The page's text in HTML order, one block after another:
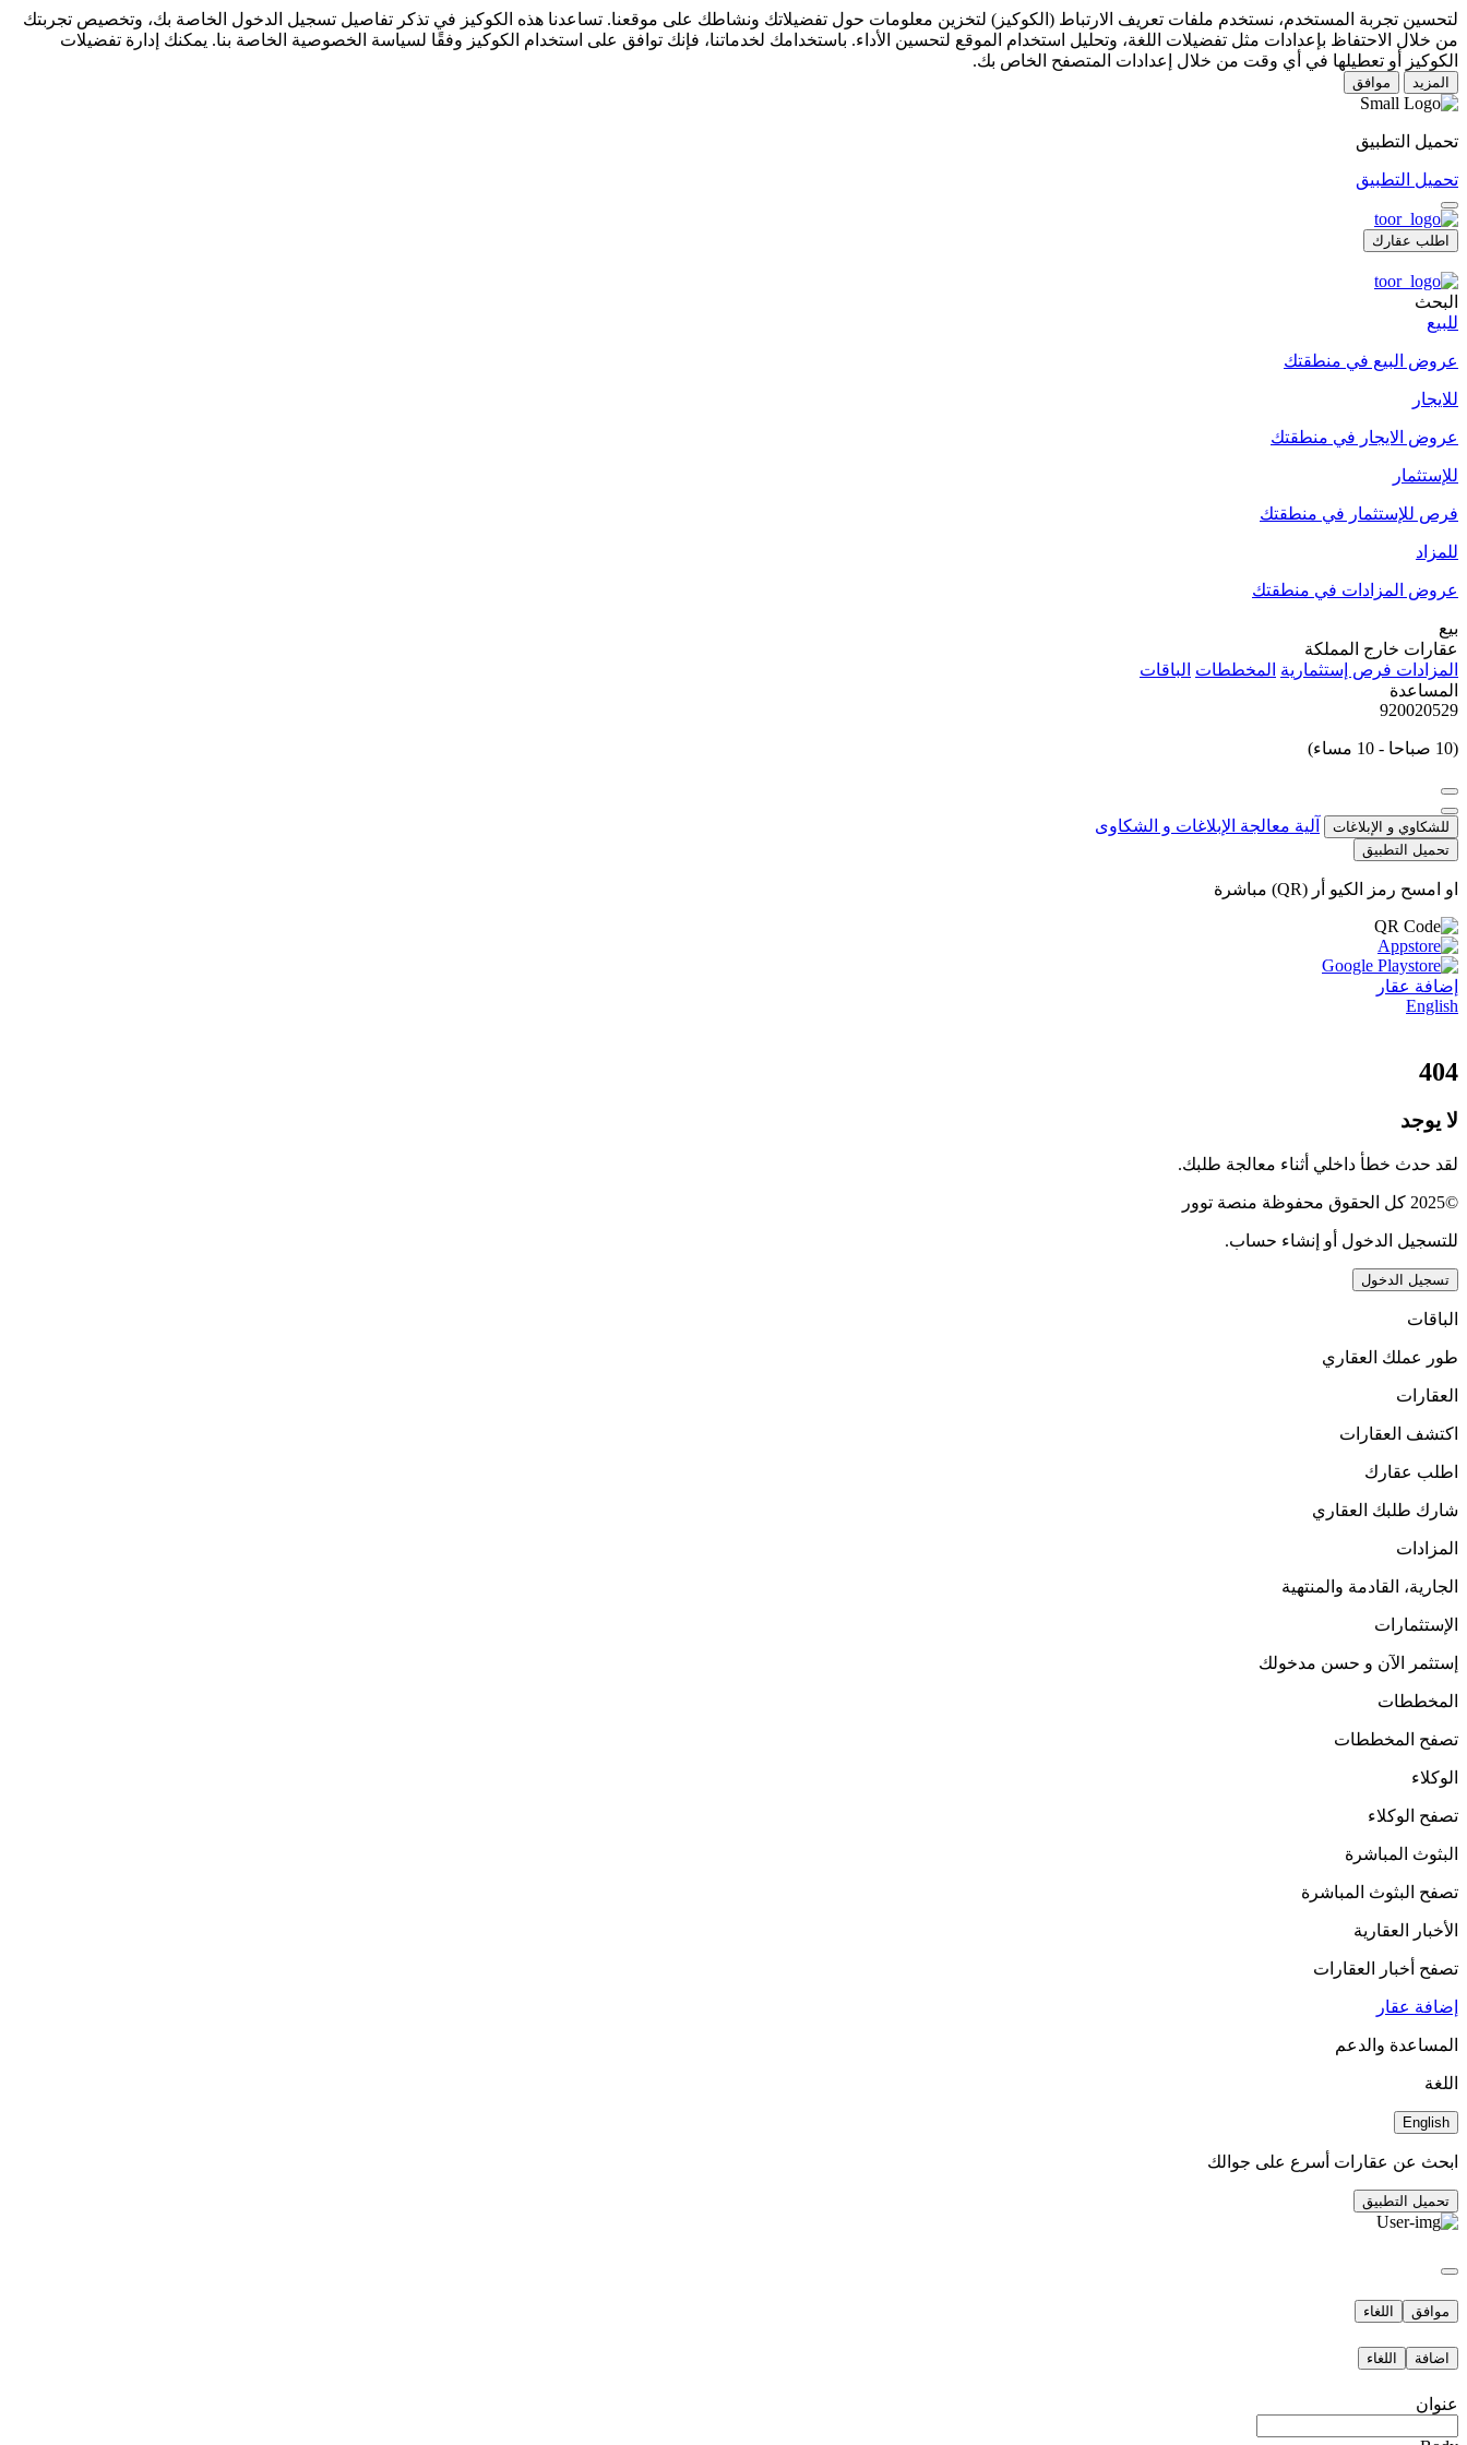
لتحسين تجربة المستخدم، نستخدم ملفات تعريف الارتباط (الكوكيز) لتخزين معلومات حول تفضيلاتك ونشاطك على موقعنا. تساعدنا هذه الكوكيز في تذكر تفاصيل تسجيل الدخول الخاصة بك، وتخصيص تجربتك
من خلال الاحتفاظ بإعدادات مثل تفضيلات اللغة، وتحليل استخدام الموقع لتحسين الأداء. باستخدامك لخدماتنا، فإنك توافق على استخدام الكوكيز وفقًا لسياسة الخصوصية الخاصة بنا. يمكنك إدارة تفضيلات
الكوكيز أو تعطيلها في أي وقت من خلال إعدادات المتصفح الخاص بك.
المزيد موافق
تحميل التطبيق
تحميل التطبيق
اطلب عقارك
البحث
للبيع
عروض البيع في منطقتك
للايجار
عروض الايجار في منطقتك
للإستثمار
فرص للإستثمار في منطقتك
للمزاد
عروض المزادات في منطقتك
بيع
عقارات خارج المملكة
المزادات فرص إستثمارية المخططات الباقات
المساعدة
920020529
(10 صباحا - 10 مساء)
للشكاوي و الإبلاغات آلية معالجة الإبلاغات و الشكاوى
تحميل التطبيق
او امسح رمز الكيو أر (QR) مباشرة
إضافة عقار
English
404
لا يوجد
لقد حدث خطأ داخلي أثناء معالجة طلبك.
©2025 كل الحقوق محفوظة منصة توور
للتسجيل الدخول أو إنشاء حساب.
تسجيل الدخول
الباقات
طور عملك العقاري
العقارات
اكتشف العقارات
اطلب عقارك
شارك طلبك العقاري
المزادات
الجارية، القادمة والمنتهية
الإستثمارات
إستثمر الآن و حسن مدخولك
المخططات
تصفح المخططات
الوكلاء
تصفح الوكلاء
البثوث المباشرة
تصفح البثوث المباشرة
الأخبار العقارية
تصفح أخبار العقارات
إضافة عقار
المساعدة والدعم
اللغة
English
ابحث عن عقارات أسرع على جوالك
تحميل التطبيق
موافق اللغاء
اضافة اللغاء
عنوان